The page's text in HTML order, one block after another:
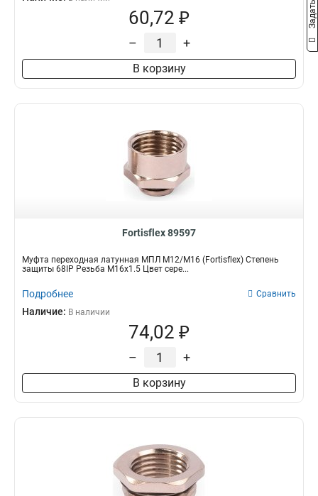
60,72 ₽
– +
В корзину
Fortisflex 89597
Муфта переходная латунная МПЛ М12/М16 (Fortisflex) Степень
защиты 68IP Резьба M16x1.5 Цвет сере...
Подробнее Сравнить
Наличие: В наличии
74,02 ₽
– +
В корзину